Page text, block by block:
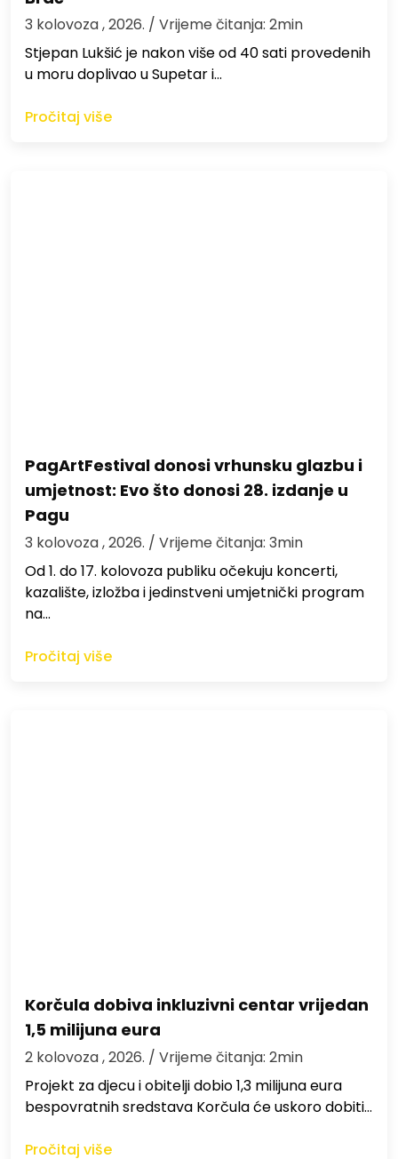
3 kolovoza , 2026. / Vrijeme čitanja: 2min
St​jepan Lukšić je nakon više od 40 sati provedenih
u moru doplivao u Supetar i…
Pročitaj više
PagArtFestival donosi vrhunsku glazbu i
umjetnost: Evo što donosi 28. izdanje u
Pagu
3 kolovoza , 2026. / Vrijeme čitanja: 3min
Od 1. do 17. kolovoza publiku očekuju koncerti,
kazalište, izložba i jedinstveni umjetnički program
na…
Pročitaj više
Korčula dobiva inkluzivni centar vrijedan
1,5 milijuna eura
2 kolovoza , 2026. / Vrijeme čitanja: 2min
Projekt za djecu i obitelji dobio 1,3 milijuna eura
bespovratnih sredstava Korčula će uskoro dobiti…
Pročitaj više